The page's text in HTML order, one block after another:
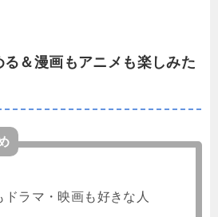
＆漫画もアニメも楽しみた
ラマ・映画も好きな人